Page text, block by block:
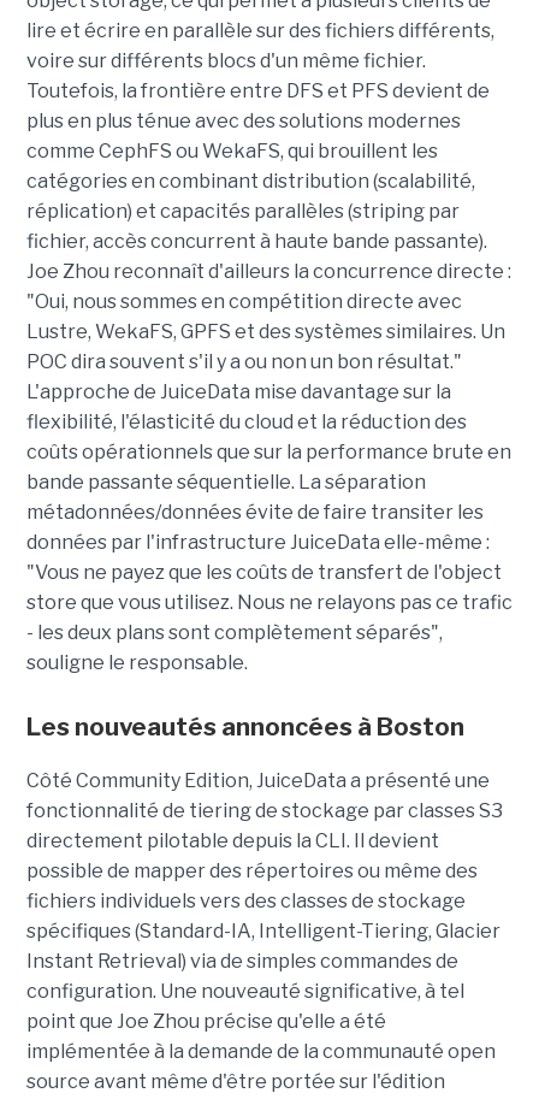
lire et écrire en parallèle sur des fichiers différents,
voire sur différents blocs d'un même fichier.
Toutefois, la frontière entre DFS et PFS devient de
plus en plus ténue avec des solutions modernes
comme CephFS ou WekaFS, qui brouillent les
catégories en combinant distribution (scalabilité,
réplication) et capacités parallèles (striping par
fichier, accès concurrent à haute bande passante).
Joe Zhou reconnaît d'ailleurs la concurrence directe :
"Oui, nous sommes en compétition directe avec
Lustre, WekaFS, GPFS et des systèmes similaires. Un
POC dira souvent s'il y a ou non un bon résultat."
L'approche de JuiceData mise davantage sur la
flexibilité, l'élasticité du cloud et la réduction des
coûts opérationnels que sur la performance brute en
bande passante séquentielle. La séparation
métadonnées/données évite de faire transiter les
données par l'infrastructure JuiceData elle-même :
"Vous ne payez que les coûts de transfert de l'object
store que vous utilisez. Nous ne relayons pas ce trafic
- les deux plans sont complètement séparés",
souligne le responsable.
Les nouveautés annoncées à Boston
Côté Community Edition, JuiceData a présenté une
fonctionnalité de tiering de stockage par classes S3
directement pilotable depuis la CLI. Il devient
possible de mapper des répertoires ou même des
fichiers individuels vers des classes de stockage
spécifiques (Standard-IA, Intelligent-Tiering, Glacier
Instant Retrieval) via de simples commandes de
configuration. Une nouveauté significative, à tel
point que Joe Zhou précise qu'elle a été
implémentée à la demande de la communauté open
source avant même d'être portée sur l'édition